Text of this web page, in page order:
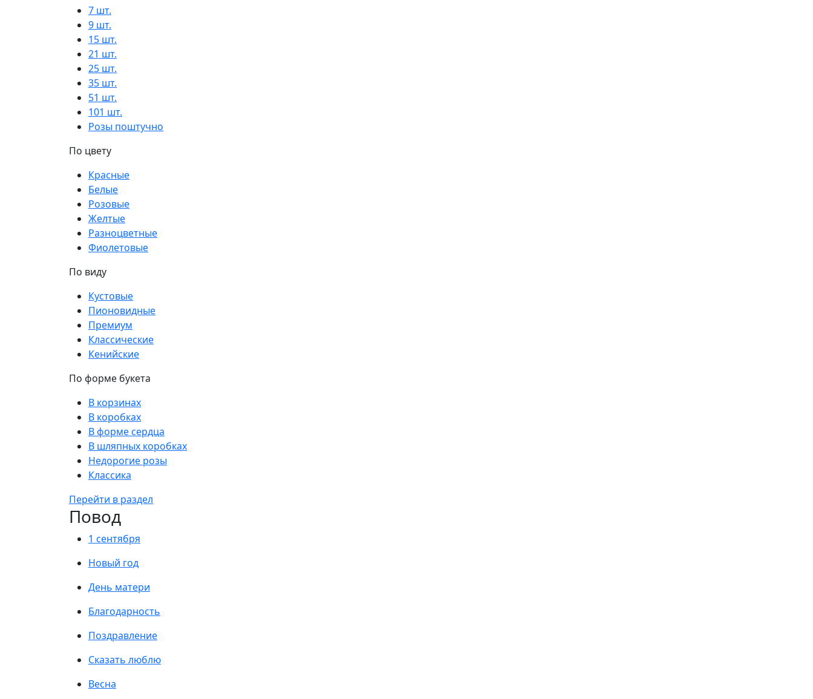
7 шт.
9 шт.
15 шт.
21 шт.
25 шт.
35 шт.
51 шт.
101 шт.
Розы поштучно
По цвету
Красные
Белые
Розовые
Желтые
Разноцветные
Фиолетовые
По виду
Кустовые
Пионовидные
Премиум
Классические
Кенийские
По форме букета
В корзинах
В коробках
В форме сердца
В шляпных коробках
Недорогие розы
Классика
Перейти в раздел
Повод
1 сентября
Новый год
День матери
Благодарность
Поздравление
Сказать люблю
Весна